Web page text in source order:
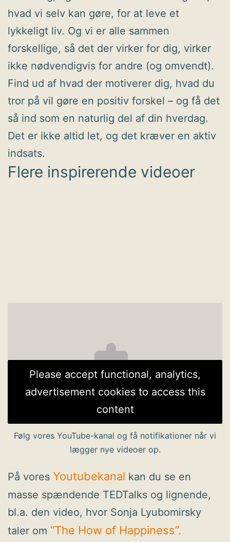
hvad vi selv kan gøre, for at leve et
lykkeligt liv. Og vi er alle sammen
forskellige, så det der virker for dig, virker
ikke nødvendigvis for andre (og omvendt).
Find ud af hvad der motiverer dig, hvad du
tror på vil gøre en positiv forskel – og få det
så ind som en naturlig del af din hverdag.
Det er ikke altid let, og det kræver en aktiv
indsats.
Flere inspirerende videoer
Please accept functional, analytics,
advertisement cookies to access this
content
Følg vores YouTube-kanal og få notifikationer når vi
lægger nye videoer op.
På vores Youtubekanal kan du se en
masse spændende TEDTalks og lignende,
bl.a. den video, hvor Sonja Lyubomirsky
taler om “The How of Happiness”.